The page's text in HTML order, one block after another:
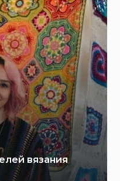
вязания